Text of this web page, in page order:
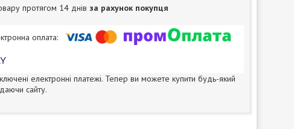
протягом 14 днів за рахунок покупця
електронні платежі. Тепер ви можете купити будь-який
сайту.